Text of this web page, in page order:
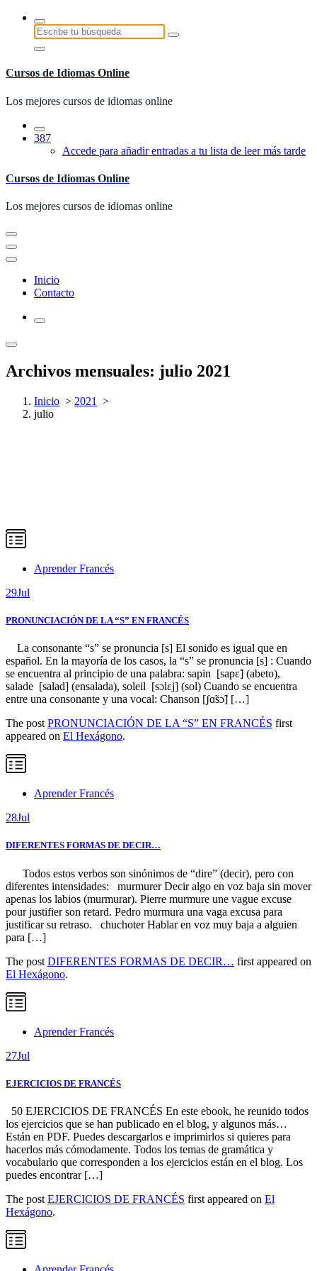
Saltar
contenido
Buscar:
Cursos de Idiomas Online
Los mejores cursos de idiomas online
387
Accede para añadir entradas a tu lista de leer más tarde
Cursos de Idiomas Online
Los mejores cursos de idiomas online
Inicio
Contacto
Archivos mensuales: julio 2021
Inicio > 2021
>
julio
Aprender Francés
29Jul
PRONUNCIACIÓN DE LA “S” EN FRANCÉS
La consonante “s” se pronuncia [s] El sonido es igual que en
español. En la mayoría de los casos, la “s” se pronuncia [s] : Cuando
se encuentra al principio de una palabra: sapin [sapɛ̃] (abeto),
salade [salad] (ensalada), soleil [sɔlɛj] (sol) Cuando se encuentra
entre una consonante y una vocal: Chanson [ʃɑ̃sɔ̃] […]
The post PRONUNCIACIÓN DE LA “S” EN FRANCÉS first
appeared on El Hexágono.
Aprender Francés
28Jul
DIFERENTES FORMAS DE DECIR…
Todos estos verbos son sinónimos de “dire” (decir), pero con
diferentes intensidades: murmurer Decir algo en voz baja sin mover
apenas los labios (murmurar). Pierre murmure une vague excuse
pour justifier son retard. Pedro murmura una vaga excusa para
justificar su retraso. chuchoter Hablar en voz muy baja a alguien
para […]
The post DIFERENTES FORMAS DE DECIR… first appeared on
El Hexágono.
Aprender Francés
27Jul
EJERCICIOS DE FRANCÉS
50 EJERCICIOS DE FRANCÉS En este ebook, he reunido todos
los ejercicios que se han publicado en el blog, y algunos más…
Están en PDF. Puedes descargarlos e imprimirlos si quieres para
hacerlos más cómodamente. Todos los temas de gramática y
vocabulario que corresponden a los ejercicios están en el blog. Los
puedes encontrar […]
The post EJERCICIOS DE FRANCÉS first appeared on El
Hexágono.